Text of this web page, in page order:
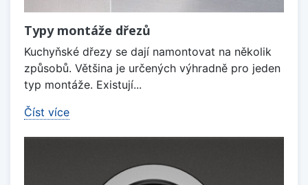
Typy montáže dřezů
Kuchyňské dřezy se dají namontovat na několik
způsobů. Většina je určených výhradně pro jeden
typ montáže. Existují...
Číst více